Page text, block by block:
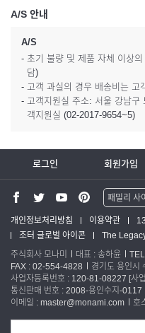
A/S 안내
A/S
- 초기 불량 및 제품 자체 이상
담)
- 고객 과실의 경우 배송비는 고
- 고객지원실 주소: 서울 강남
객지원실 (02-2017-9654~5)
로그인 회원가입
패밀리 사
워터맨 쇼
파카 글로
개인정보처리방침 이용약관
조터 글로벌 아이콘
The
주식회사 모나미
대표 : 송하윤
FAX : 02-554-4828
경기도 용인시
사업자등록번호 : 120-81-08227 [사
통신판매 번호 : 2008-용인수지-0117
이메일 : master@monami.com
호